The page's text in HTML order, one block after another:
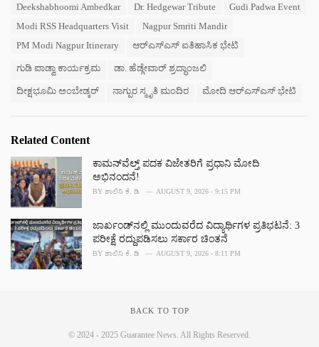
Deekshabhoomi Ambedkar Dr. Hedgewar Tribute
Gudi Padwa Event
Modi RSS Headquarters Visit
Nagpur Smriti Mandir
PM Modi Nagpur Itinerary
ಆರ್‌ಎಸ್‌ಎಸ್ ಐತಿಹಾಸಿಕ ಭೇಟಿ
ಗುಡಿ ಪಾಡ್ವಾ ಕಾರ್ಯಕ್ರಮ ಡಾ. ಹೆಡ್ಗೇವಾರ್ ಶ್ರದ್ಧಾಂಜಲಿ
ದೀಕ್ಷಭೂಮಿ ಅಂಬೇಡ್ಕರ್ ನಾಗ್ಪುರ ಸ್ಮೃತಿ ಮಂದಿರ ಮೋದಿ ಆರ್‌ಎಸ್‌ಎಸ್ ಭೇಟಿ
Related Content
ಕಾಮನ್‌ವೆಲ್ತ್ ಪದಕ ವಿಜೇತರಿಗೆ ಪ್ರಧಾನಿ ಮೋದಿ
ಅಭಿನಂದನೆ!
BY ಶಾಲಿನಿ ಕೆ. ಡಿ AUGUST 9, 2026 - 9:15 PM
ಜಾರ್ಖಂಡ್‌ನಲ್ಲಿ ಮುಂದುವರೆದ ವಿದ್ಯಾರ್ಥಿಗಳ ಪ್ರತಿಭಟನೆ: 3
ಪರೀಕ್ಷೆ ರದ್ದುಪಡಿಸಲು ಸರ್ಕಾರ ಚಿಂತನೆ
BY ಶಾಲಿನಿ ಕೆ. ಡಿ AUGUST 9, 2026 - 8:11 PM
BACK TO TOP
© 2024 - 2025 Guarantee News. All Rights Reserved.